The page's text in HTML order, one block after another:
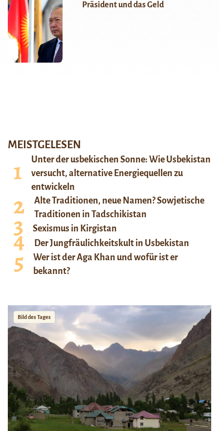
Präsident und das Geld
MEISTGELESEN
Unter der usbekischen Sonne: Wie Usbekistan
versucht, alternative Energiequellen zu
entwickeln
Alte Traditionen, neue Namen? Sowjetische
Traditionen in Tadschikistan
Sexismus in Kirgistan
Der Jungfräulichkeitskult in Usbekistan
Wer ist der Aga Khan und wofür ist er
bekannt?
Bild des Tages